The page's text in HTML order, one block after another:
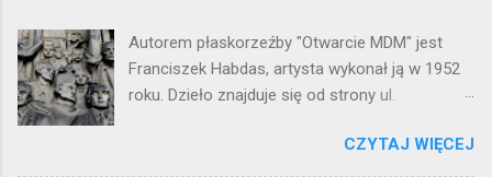
o
m
e
n
t
a
Autorem płaskorzeźby "Otwarcie MDM" jest
Franciszek Habdas, artysta wykonał ją w 1952
roku. Dzieło znajduje się od strony ul.
warszawskiej flagowej inwestycjiCZYTAJ WIĘCEJ